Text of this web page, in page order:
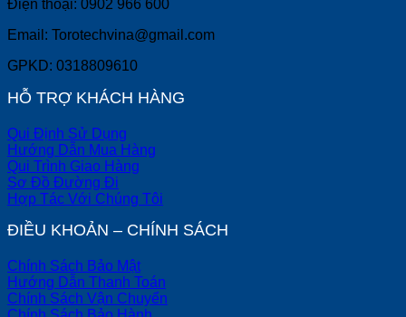
Điện thoại: 0902 966 600
Email: Torotechvina@gmail.com
GPKD: 0318809610
HỖ TRỢ KHÁCH HÀNG
Qui Định Sử Dụng
Hướng Dẫn Mua Hàng
Qui Trình Giao Hàng
Sơ Đồ Đường Đi
Hợp Tác Với Chúng Tôi
ĐIỀU KHOẢN – CHÍNH SÁCH
Chính Sách Bảo Mật
Hướng Dẫn Thanh Toán
Chính Sách Vận Chuyển